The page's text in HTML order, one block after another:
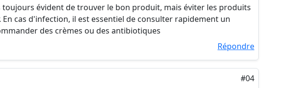
toujours évident de trouver le bon produit, mais éviter les produits
cas d'infection, il est essentiel de consulter rapidement un
des crèmes ou des antibiotiques
Répondre
#04